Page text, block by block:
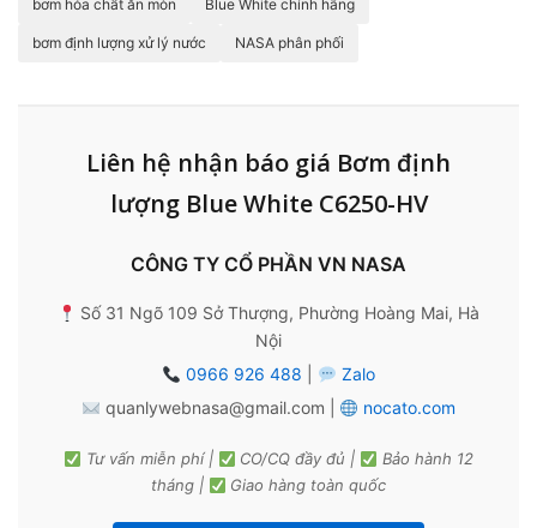
bơm hóa chất ăn mòn Blue White chính hãng
bơm định lượng xử lý nước NASA phân phối
Liên hệ nhận báo giá Bơm định
lượng Blue White C6250-HV
CÔNG TY CỔ PHẦN VN NASA
Số 31 Ngõ 109 Sở Thượng, Phường Hoàng Mai, Hà
Nội
0966 926 488
Zalo
quanlywebnasa@gmail.com |
nocato.com
Tư vấn miễn phí | CO/CQ đầy đủ |
Bảo hành 12
tháng |
Giao hàng toàn quốc